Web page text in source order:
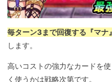
毎ターン3まで回復する『マ
します。
高いコストの強力なカードを
く使うかは戦略次第です。